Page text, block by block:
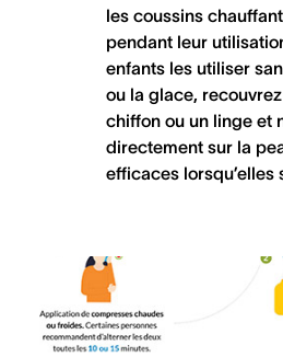
les coussins
pendant leur
enfants les utiliser
ou la glace,
chiffon ou un linge et
directement sur la
efficaces lorsqu’elles